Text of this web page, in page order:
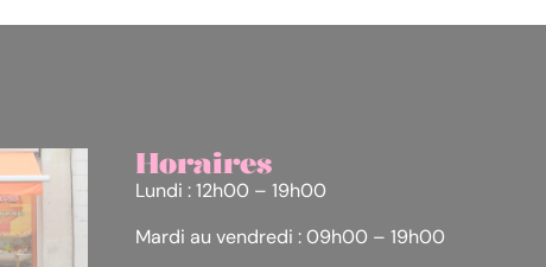
Horaires
Lundi : 12h00 – 19h00
Mardi au vendredi : 09h00 – 19h00